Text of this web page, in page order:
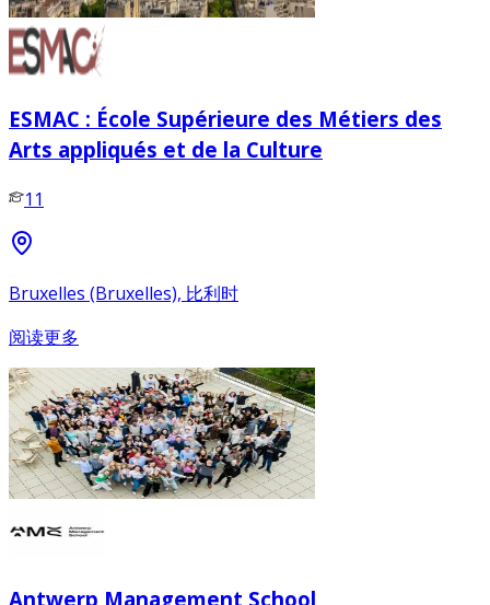
ESMAC : École Supérieure des Métiers des
Arts appliqués et de la Culture
11
Bruxelles (Bruxelles), 比利时
阅读更多
Antwerp Management School